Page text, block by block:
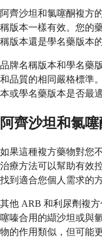
阿齊沙坦和氯噻酮複方
稱版本一樣有效。您的
稱版本還是學名藥版本的
品牌名稱版本和學名藥
和品質的相同嚴格標準
本或學名藥版本是否最
阿齊沙坦和氯
如果這種複方藥物對您
治療方法可以幫助有效
找到適合您個人需求的方
其他 ARB 和利尿劑複
噻嗪合用的纈沙坦或與
物的作用類似，但可能